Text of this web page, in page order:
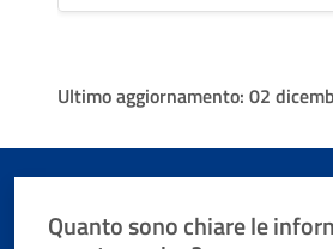
Ultimo aggiornamento: 02
Quanto sono chiare le